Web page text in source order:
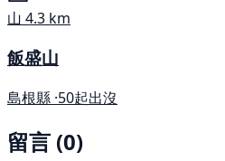
山 4.3 km
飯盛山
島根縣 ·50起出沒
留言 (0)